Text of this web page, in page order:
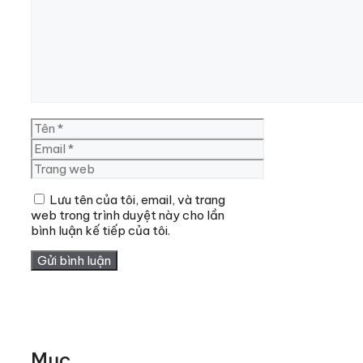
Tên
Email
Trang
web
Lưu tên của tôi, email, và trang
web trong trình duyệt này cho lần
bình luận kế tiếp của tôi.